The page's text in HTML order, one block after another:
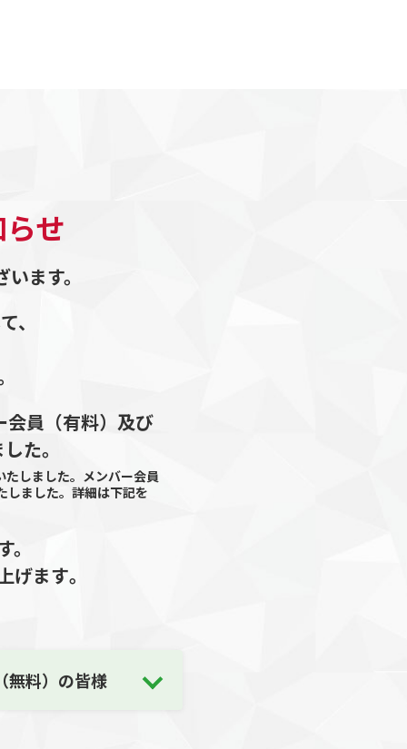
せ
ます。
、
員（有料）及び
た。
しました。メンバー会員
しました。詳細は下記を
げます｡
（無料）の皆様